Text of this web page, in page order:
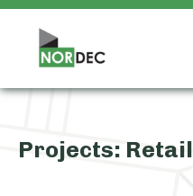
Projects: Retail